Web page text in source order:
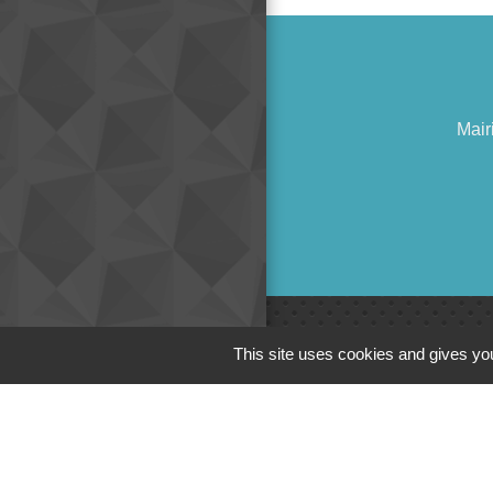
Liens
This site uses cookies and gives